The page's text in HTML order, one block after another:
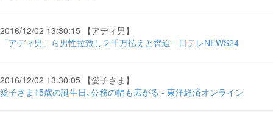
2016/12/02 13:30:15 【アディ男】
「アディ男」ら男性拉致し２千万払えと脅迫 - 日テレNEWS24
2016/12/02 13:30:05 【愛子さま】
愛子さま15歳の誕生日､公務の幅も広がる - 東洋経済オンライン